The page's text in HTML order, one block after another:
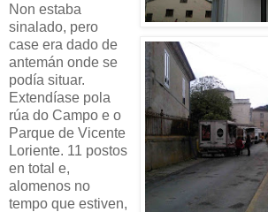
Non estaba
sinalado, pero
case era dado de
antemán onde se
podía situar.
Extendíase pola
rúa do Campo e o
Parque de Vicente
Loriente. 11 postos
en total e,
alomenos no
tempo que estiven,